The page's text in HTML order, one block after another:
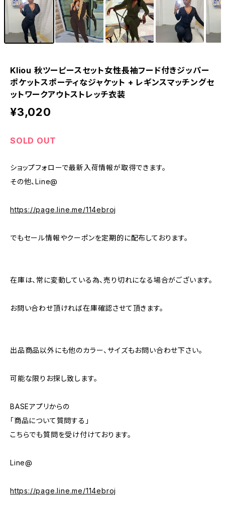
Kliou 秋ツーピースセット女性長袖フード付きジッパー
ポケットスポーティなジャケット + レギンスマッチングセ
ットワークアウトストレッチ衣装
¥3,020
SOLD OUT
ショップフォローで最新入荷情報が取得できます。
その他、Line@
https://page.line.me/114ebroj
でもセール情報やクーポンを定期的に配布しております。
在庫は、常に変動している為、売り切れになる場合がございます。
お問い合わせ頂ければ在庫確認させて頂きます。
出品商品以外にも他のカラー、サイズもお問い合わせ下さい。
可能な限りお探し致します。
BASEアプリからの
「商品について質問する」
こちらでも質問を受け付けております。
Line@
https://page.line.me/114ebroj